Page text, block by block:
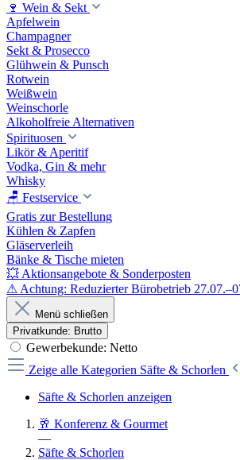
🍷 Wein & Sekt
Apfelwein
Champagner
Sekt & Prosecco
Glühwein & Punsch
Rotwein
Weißwein
Weinschorle
Alkoholfreie Alternativen
Spirituosen
Likör & Aperitif
Vodka, Gin & mehr
Whisky
🪑 Festservice
Gratis zur Bestellung
Kühlen & Zapfen
Gläserverleih
Bänke & Tische mieten
💥 Aktionsangebote & Sonderposten
⚠ Achtung: Reduzierter Bürobetrieb
Menü schließen
Privatkunde: Brutto
Gewerbekunde: Netto
Zeige alle Kategorien Säfte & Schorlen
Säfte & Schorlen anzeigen
🥂 Konferenz & Gourmet
—
Säfte & Schorlen